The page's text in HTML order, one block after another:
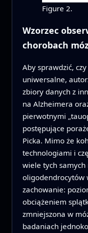
Figure 2.
Wzorzec
chorobach
Aby sprawdzić,
uniwersalne,
zbiory danych z
na Alzheimera
pierwotnymi
postępujące
Picka. Mimo że
technologiami i
wiele tych
oligodendrocytów
zachowanie:
obciążeniem
zmniejszona w
badaniach